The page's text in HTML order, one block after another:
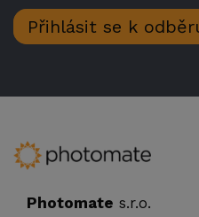
Přihlásit se k
Photomate s.r.o.